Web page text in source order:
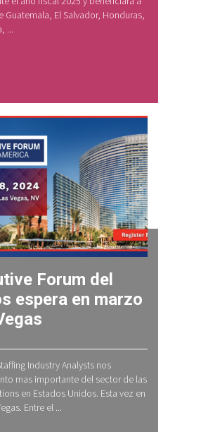
Guatemala, El Salvador, Honduras,
...
Forum del
espera en marzo
Industry Analysts nos
mas importante del sector de las
en Estados Unidos. Esta vez en
Entre el ...